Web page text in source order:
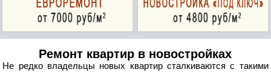
Ремонт квартир в новостройках
Не редко владельцы новых квартир сталкиваются с такими